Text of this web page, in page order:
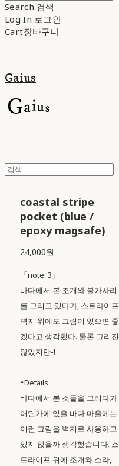
Search 검색
Log In 로그인
Cart장바구니
Gaius
coastal stripe
pocket (blue /
epoxy magsafe)
24,000원
「note. 3」
바다에서 본 조개와 불가사리
를 그리고 있다가, 스트라이프
벽지 위에도 그림이 있으면 좋
겠다고 생각했다. 물론 그리진
않았지만-!
*Details
바다에서 본 것들을 그리다가
어딘가에 있을 바다 마을에는
이런 그림을 벽지로 사용하고
있지 않을까 생각했습니다. 스
트라이프 위에 조개와 소라,